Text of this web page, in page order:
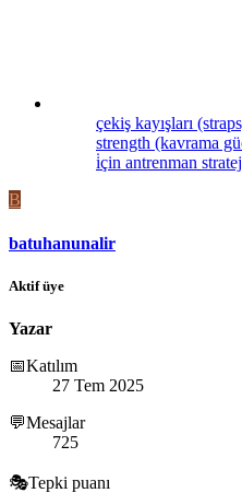
çekiş kayışları
strength (kavrama
i̇çin antrenman
B
batuhanunalir
Aktif üye
Yazar
📅Katılım
27 Tem 2025
💬Mesajlar
725
🎭Tepki puanı